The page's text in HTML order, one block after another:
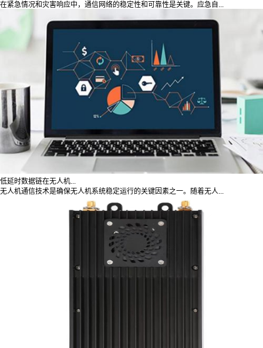
在紧急情况和灾害响应中，通信网络的稳定性和可靠性是关键。应急自...
低延时数据链在无人机...
无人机通信技术是确保无人机系统稳定运行的关键因素之一。随着无人...